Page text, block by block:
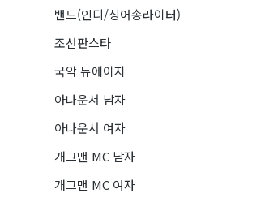
밴드(인디/싱어송라이터)
조선판스타
국악 뉴에이지
아나운서 남자
아나운서 여자
개그맨 MC 남자
개그맨 MC 여자